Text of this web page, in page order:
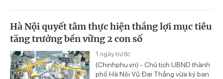
Hà Nội quyết tâm thực hiện thắng lợi mục tiêu
tăng trưởng bền vững 2 con số
1 ngày trước
(Chinhphu.vn) - Chủ tịch UBND thành
phố Hà Nội Vũ Đại Thắng vừa ký ban